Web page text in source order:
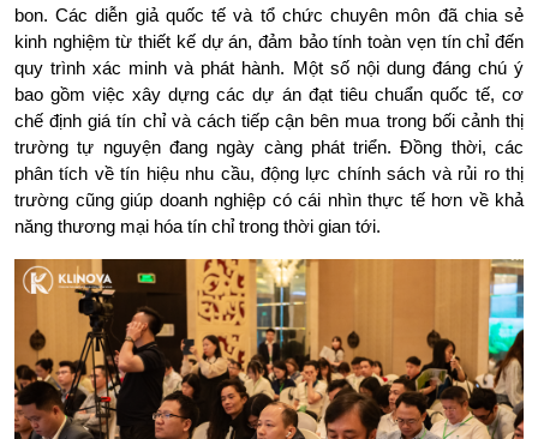
bon. Các diễn giả quốc tế và tổ chức chuyên môn đã chia sẻ
kinh nghiệm từ thiết kế dự án, đảm bảo tính toàn vẹn tín chỉ đến
quy trình xác minh và phát hành. Một số nội dung đáng chú ý
bao gồm việc xây dựng các dự án đạt tiêu chuẩn quốc tế, cơ
chế định giá tín chỉ và cách tiếp cận bên mua trong bối cảnh thị
trường tự nguyện đang ngày càng phát triển. Đồng thời, các
phân tích về tín hiệu nhu cầu, động lực chính sách và rủi ro thị
trường cũng giúp doanh nghiệp có cái nhìn thực tế hơn về khả
năng thương mại hóa tín chỉ trong thời gian tới.